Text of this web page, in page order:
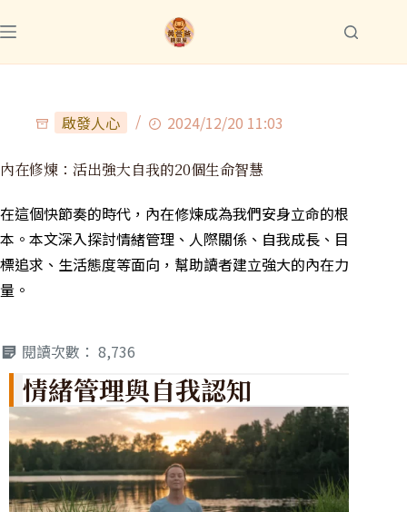
啟發人心 2024/12/20 11:03
內在修煉：活出強大自我的20個生命智慧
在這個快節奏的時代，內在修煉成為我們安身立命的根
本。本文深入探討情緒管理、人際關係、自我成長、目
標追求、生活態度等面向，幫助讀者建立強大的內在力
量。
閱讀次數： 8,736
情緒管理與自我認知